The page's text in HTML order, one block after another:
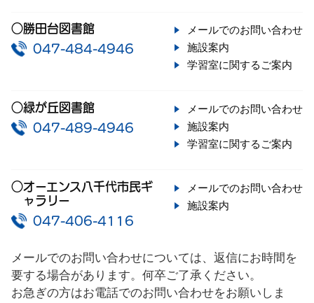
○勝田台図書館
047-484-4946
メールでのお問い合わせ
施設案内
学習室に関するご案内
○緑が丘図書館
047-489-4946
メールでのお問い合わせ
施設案内
学習室に関するご案内
○オーエンス八千代市民ギ
ャラリー
047-406-4116
メールでのお問い合わせ
施設案内
メールでのお問い合わせについては、返信にお時間を
要する場合があります。何卒ご了承ください。
お急ぎの方はお電話でのお問い合わせをお願いしま